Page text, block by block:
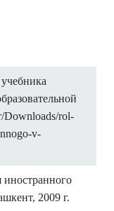
Downloads/rol-
v-
2009 г.